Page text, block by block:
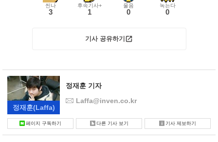
씬나
3
후속기사+
1
울음
0
녹는다
0
기사 공유하기
정재훈(Laffa)
정재훈 기자
Laffa@inven.co.kr
페이지 구독하기 다른 기사 보기 기사 제보하기